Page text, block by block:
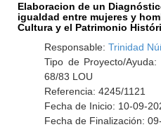
Elaboracion de un
igualdad entre mujeres y
Cultura y el Patrimonio
Responsable: Trinidad
Tipo de Proyecto/
68/83 LOU
Referencia: 4245/1121
Fecha de Inicio: 10-09-
Fecha de Finalización: